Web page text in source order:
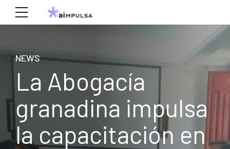
NEWS
La Abogacía
granadina impulsa
la capacitación en